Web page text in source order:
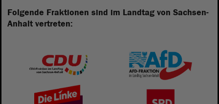
Folgende Fraktionen sind im Landtag von Sachsen-
Anhalt vertreten: